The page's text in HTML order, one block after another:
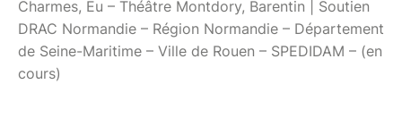
Charmes, Eu – Théâtre Montdory, Barentin | Soutien
DRAC Normandie – Région Normandie – Département
de Seine-Maritime – Ville de Rouen – SPEDIDAM – (en
cours)